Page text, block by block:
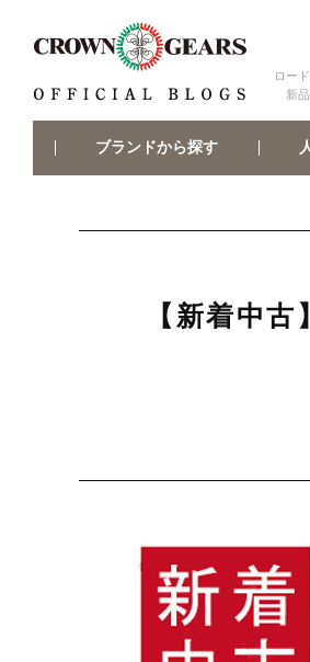
ロー
新
ブランドから探す
【新着中